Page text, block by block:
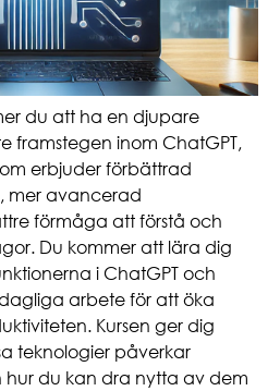
du att ha en djupare
framstegen inom ChatGPT,
erbjuder förbättrad
mer avancerad
förmåga att förstå och
Du kommer att lära dig
i ChatGPT och
arbete för att öka
Kursen ger dig
teknologier påverkar
du kan dra nytta av dem